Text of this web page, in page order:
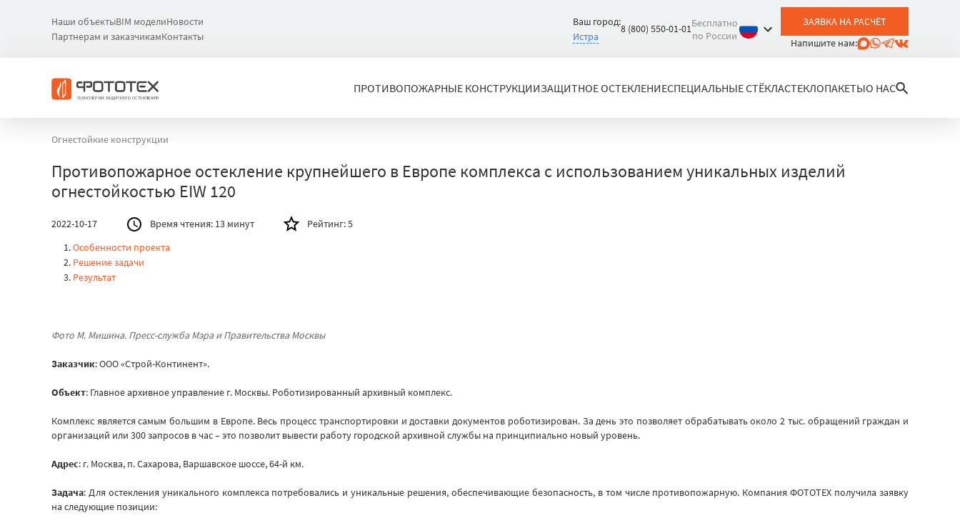
Наши объектыBIM моделиНовости
Партнерам и заказчикамКонтакты
Ваш город:
Истра
8 (800) 550-01-01Бесплатно
по России
ЗАЯВКА НА РАСЧЁТ
Напишите нам:
ПРОТИВОПОЖАРНЫЕ КОНСТРУКЦИИЗАЩИТНОЕ ОСТЕКЛЕНИЕСПЕЦИАЛЬНЫЕ СТЁКЛАСТЕКЛОПАКЕТЫО НАС
Огнестойкие конструкции
Противопожарное остекление крупнейшего в Европе комплекса с использованием уникальных изделий
огнестойкостью EIW 120
2022-10-17 Время чтения: 13 минут Рейтинг:5
Особенности проекта
Решение задачи
Результат
Фото М. Мишина. Пресс-служба Мэра и Правительства Москвы
Заказчик: ООО «Строй-Континент».
Объект: Главное архивное управление г. Москвы. Роботизированный архивный комплекс.
Комплекс является самым большим в Европе. Весь процесс транспортировки и доставки документов роботизирован. За день это позволяет обрабатывать около 2 тыс. обращений граждан и
организаций или 300 запросов в час – это позволит вывести работу городской архивной службы на принципиально новый уровень.
Адрес: г. Москва, п. Сахарова, Варшавское шоссе, 64-й км.
Задача: Для остекления уникального комплекса потребовались и уникальные решения, обеспечивающие безопасность, в том числе противопожарную. Компания ФОТОТЕХ получила заявку
на следующие позиции: